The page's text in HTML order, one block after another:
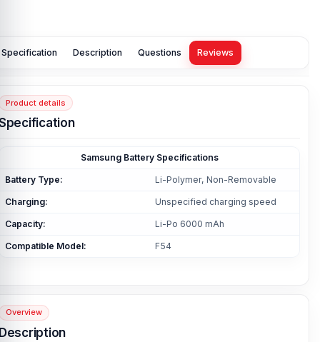
Specification Description Questions Reviews
Product details
Samsung Battery Specifications
Battery Type: Li-Polymer, Non-Removable
Charging: Unspecified charging speed
Capacity: Li-Po 6000 mAh
Compatible Model: F54
Overview